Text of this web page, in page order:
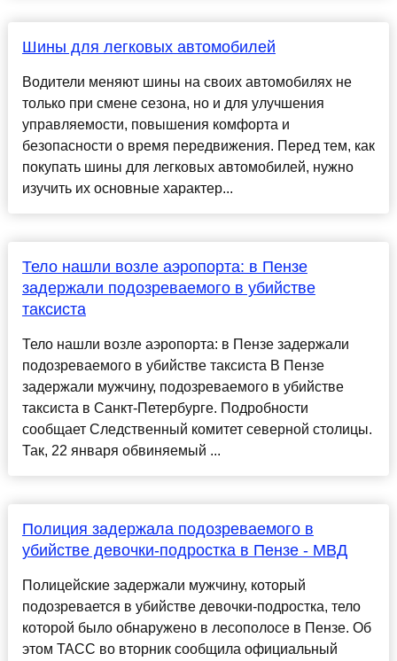
Шины для легковых автомобилей
Водители меняют шины на своих автомобилях не
только при смене сезона, но и для улучшения
управляемости, повышения комфорта и
безопасности о время передвижения. Перед тем, как
покупать шины для легковых автомобилей, нужно
изучить их основные характер...
Тело нашли возле аэропорта: в Пензе
задержали подозреваемого в убийстве
таксиста
Тело нашли возле аэропорта: в Пензе задержали
подозреваемого в убийстве таксиста В Пензе
задержали мужчину, подозреваемого в убийстве
таксиста в Санкт-Петербурге. Подробности
сообщает Следственный комитет северной столицы.
Так, 22 января обвиняемый ...
Полиция задержала подозреваемого в
убийстве девочки-подростка в Пензе - МВД
Полицейские задержали мужчину, который
подозревается в убийстве девочки-подростка, тело
которой было обнаружено в лесополосе в Пензе. Об
этом ТАСС во вторник сообщила официальный